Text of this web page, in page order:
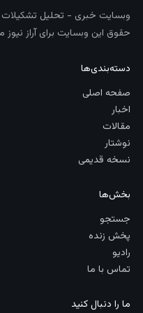
وبسایت خبری - تحلیل تشکیلات
حقوق این وبسایت برای آراز
دسته‌بندی‌ها
صفحه اصلی
اخبار
مقالات
نوشتار
نسخه قدیمی
بخش‌ها
جستجو
پخش زنده
رادیو
تماس با ما
ما را دنبال کنید